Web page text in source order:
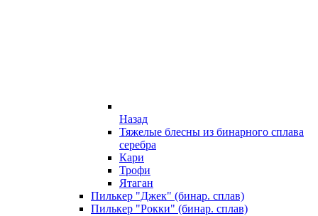
Назад
Тяжелые блесны из бинарного сплава
серебра
Кари
Трофи
Ятаган
Пилькер "Джек" (бинар. сплав)
Пилькер "Рокки" (бинар. сплав)